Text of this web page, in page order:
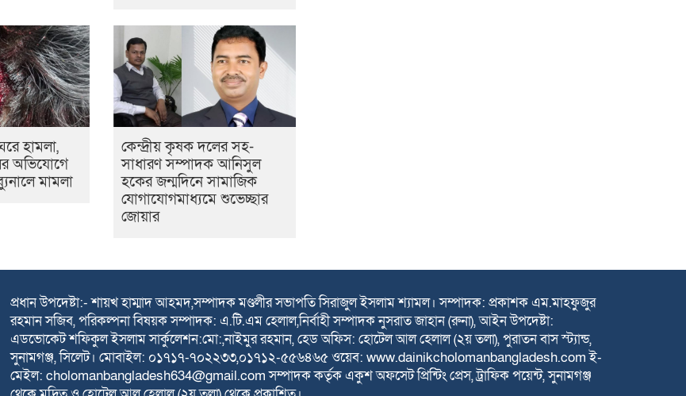
হামলা,
অভিযোগে
মামলা
কেন্দ্রীয় কৃষক দলের সহ-
সাধারণ সম্পাদক আনিসুল
হকের জন্মদিনে সামাজিক
যোগাযোগমাধ্যমে শুভেচ্ছার
জোয়ার
প্রধান উপদেষ্টা:- শায়খ হাম্মাদ আহমদ,সম্পাদক মণ্ডলীর সভাপতি সিরাজুল ইসলাম শ্যামল। সম্পাদক: প্রকাশক এম.মাহফুজুর
রহমান সজিব, পরিকল্পনা বিষয়ক সম্পাদক: এ.টি.এম হেলাল,নির্বাহী সম্পাদক নুসরাত জাহান (রুনা), আইন উপদেষ্টা:
এডভোকেট শফিকুল ইসলাম সার্কুলেশন:মো:,নাইমুর রহমান, হেড অফিস: হোটেল আল হেলাল (২য় তলা), পুরাতন বাস স্ট্যান্ড,
সুনামগঞ্জ, সিলেট। মোবাইল: ০১৭১৭-৭০২২৩৩,০১৭১২-৫৫৬৪৬৫ ওয়েব: www.dainikcholomanbangladesh.com ই-
মেইল: cholomanbangladesh634@gmail.com সম্পাদক কর্তৃক একুশ অফসেট প্রিন্টিং প্রেস, ট্রাফিক পয়েন্ট, সুনামগঞ্জ